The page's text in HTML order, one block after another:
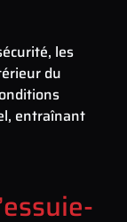
les
du
entraînant